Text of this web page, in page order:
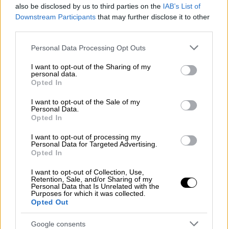
also be disclosed by us to third parties on the IAB’s List of
Downstream Participants that may further disclose it to other
Please note that this website/app uses one or more Google
not limited to your visit or usage behaviour. You may click to
grant or deny consent to Google and its third-party tags to
use your data for below specified purposes in below Google
consent section.
Personal Data Processing Opt Outs
I want to opt-out of the Sharing of my
personal data.
Opted In
I want to opt-out of the Sale of my
Personal Data.
Opted In
I want to opt-out of processing my
Personal Data for Targeted Advertising.
Opted In
I want to opt-out of Collection, Use,
Retention, Sale, and/or Sharing of my
Personal Data that Is Unrelated with the
Purposes for which it was collected.
Opted Out
Google consents
Ελλάδα|15.03.2024 15:10
Θεσσαλονίκη: Προφυλακίστηκε ο
55χρονος που μαχαίρωσε μάγειρα για
ένα κοντοσούβλι